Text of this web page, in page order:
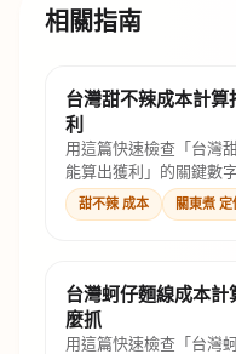
相關指南
台灣甜不辣成本計
利
用這篇快速檢查「台灣
能算出獲利」的關鍵數
售價公式，幫你判斷是
甜不辣 成本 關東煮 定
台灣蚵仔麵線成本
麼抓
用這篇快速檢查「台灣